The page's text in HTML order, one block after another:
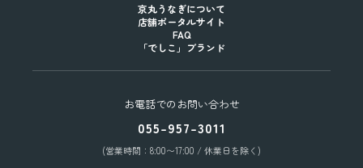
京丸うなぎについて
店舗ポータルサイト
FAQ
「でしこ」ブランド
お電話でのお問い合わせ
055-957-3011
(営業時間：8:00〜17:00 / 休業日を除く)